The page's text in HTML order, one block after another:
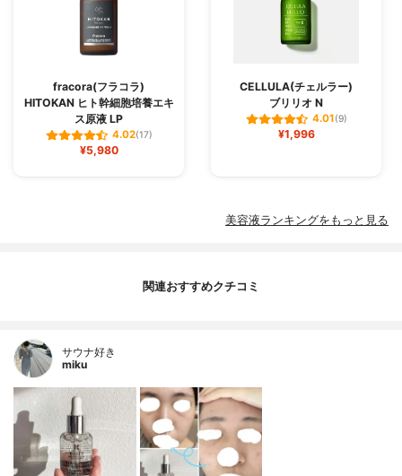
fracora(フラコラ)
HITOKAN ヒト幹細胞培養エキ
ス原液 LP
4.02(17)
¥5,980
CELLULA(チェルラー)
ブリリオ N
4.01(9)
¥1,996
美容液ランキングをもっと見る
関連おすすめクチコミ
サウナ好き
miku